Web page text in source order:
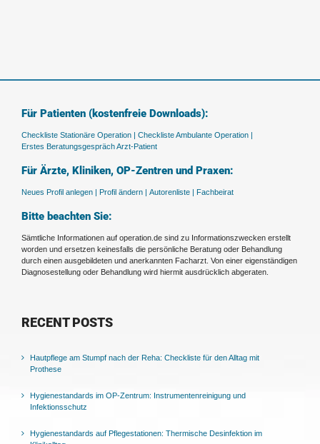
Für Patienten (kostenfreie Downloads):
Checkliste Stationäre Operation | Checkliste Ambulante Operation |
Erstes Beratungsgespräch Arzt-Patient
Für Ärzte, Kliniken, OP-Zentren und Praxen:
Neues Profil anlegen | Profil ändern | Autorenliste | Fachbeirat
Bitte beachten Sie:
Sämtliche Informationen auf operation.de sind zu Informationszwecken erstellt
worden und ersetzen keinesfalls die persönliche Beratung oder Behandlung
durch einen ausgebildeten und anerkannten Facharzt. Von einer eigenständigen
Diagnosestellung oder Behandlung wird hiermit ausdrücklich abgeraten.
RECENT POSTS
Hautpflege am Stumpf nach der Reha: Checkliste für den Alltag mit
Prothese
Hygienestandards im OP-Zentrum: Instrumentenreinigung und
Infektionsschutz
Hygienestandards auf Pflegestationen: Thermische Desinfektion im